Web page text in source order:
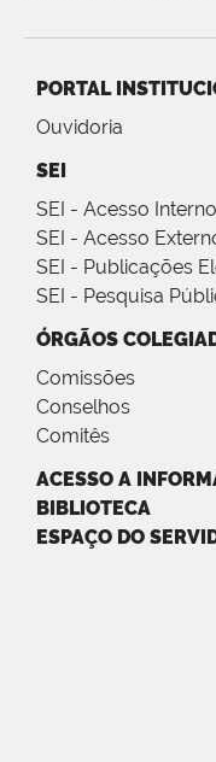
PORTAL
Ouvidoria
SEI
SEI - Acesso Interno
SEI - Acesso
SEI - Publicações
SEI - Pesquisa
ÓRGÃOS
Comissões
Conselhos
Comitês
ACESSO A
BIBLIOTECA
ESPAÇO DO